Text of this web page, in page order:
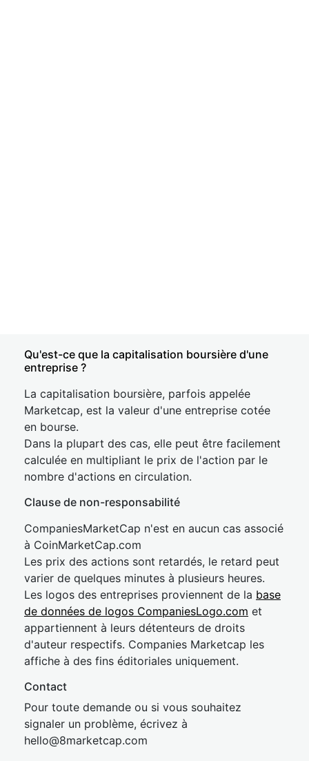
Qu'est-ce que la capitalisation boursière d'une
entreprise ?
La capitalisation boursière, parfois appelée
Marketcap, est la valeur d'une entreprise cotée
en bourse.
Dans la plupart des cas, elle peut être facilement
calculée en multipliant le prix de l'action par le
nombre d'actions en circulation.
Clause de non-responsabilité
CompaniesMarketCap n'est en aucun cas associé
à CoinMarketCap.com
Les prix des actions sont retardés, le retard peut
varier de quelques minutes à plusieurs heures.
Les logos des entreprises proviennent de la base
de données de logos CompaniesLogo.com et
appartiennent à leurs détenteurs de droits
d'auteur respectifs. Companies Marketcap les
affiche à des fins éditoriales uniquement.
Contact
Pour toute demande ou si vous souhaitez
signaler un problème, écrivez à
hello@8marketcap.com